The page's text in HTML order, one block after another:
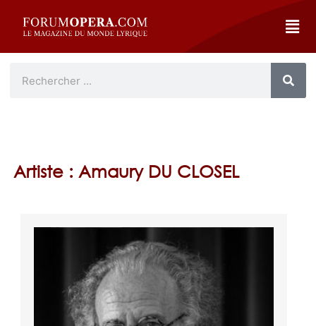
Artiste : Amaury DU CLOSEL